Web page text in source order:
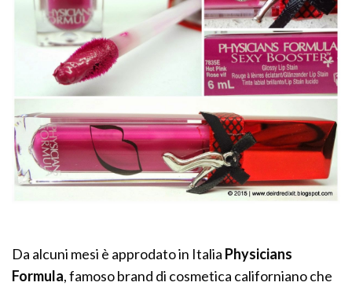
Da alcuni mesi è approdato in Italia Physicians
Formula, famoso brand di cosmetica californiano che